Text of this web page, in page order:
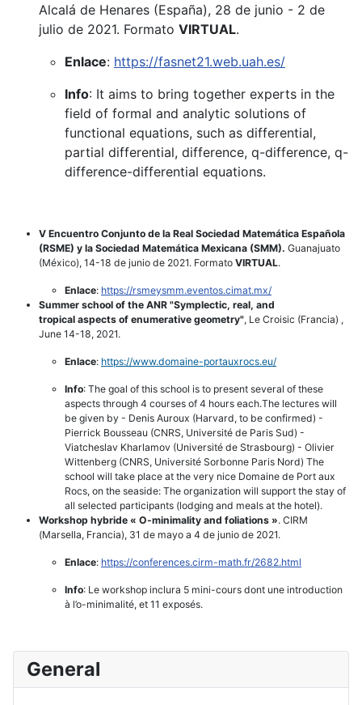
General
Alcalá de Henares (España), 28 de junio - 2 de
julio de 2021. Formato VIRTUAL.
Enlace: https://fasnet21.web.uah.es/
Info: It aims to bring together experts in the
field of formal and analytic solutions of
functional equations, such as differential,
partial differential, difference, q-difference, q-
difference-differential equations.
V Encuentro Conjunto de la Real Sociedad Matemática Española
(RSME) y la Sociedad Matemática Mexicana (SMM). Guanajuato
(México), 14-18 de junio de 2021. Formato VIRTUAL.
Enlace: https://rsmeysmm.eventos.cimat.mx/
Summer school of the ANR "Symplectic, real, and
tropical aspects of enumerative geometry", Le Croisic (Francia) ,
June 14-18, 2021.
Enlace: https://www.domaine-portauxrocs.eu/
Info: The goal of this school is to present several of these
aspects through 4 courses of 4 hours each.The lectures will
be given by - Denis Auroux (Harvard, to be confirmed) -
Pierrick Bousseau (CNRS, Université de Paris Sud) -
Viatcheslav Kharlamov (Université de Strasbourg) - Olivier
Wittenberg (CNRS, Université Sorbonne Paris Nord) The
school will take place at the very nice Domaine de Port aux
Rocs, on the seaside: The organization will support the stay of
all selected participants (lodging and meals at the hotel).
Workshop hybride « O-minimality and foliations ». CIRM
(Marsella, Francia), 31 de mayo a 4 de junio de 2021.
Enlace: https://conferences.cirm-math.fr/2682.html
Info: Le workshop inclura 5 mini-cours dont une introduction
à l’o-minimalité, et 11 exposés.